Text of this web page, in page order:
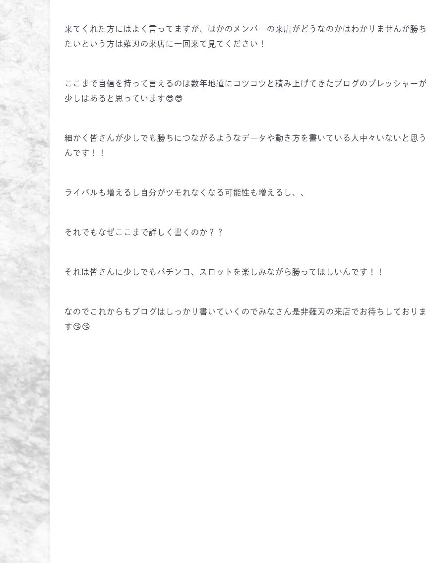
来てくれた方にはよく言ってますが、ほかのメンバーの来店がどうなのかはわかりませんが勝ち
たいという方は薙刃の来店に一回来て見てください！
ここまで自信を持って言えるのは数年地道にコツコツと積み上げてきたブログのプレッシャーが
少しはあると思っています😎😎
細かく皆さんが少しでも勝ちにつながるようなデータや動き方を書いている人中々いないと思う
んです！！
ライバルも増えるし自分がツモれなくなる可能性も増えるし、、
それでもなぜここまで詳しく書くのか？？
それは皆さんに少しでもパチンコ、スロットを楽しみながら勝ってほしいんです！！
なのでこれからもブログはしっかり書いていくのでみなさん是非薙刃の来店でお待ちしておりま
す😘😘